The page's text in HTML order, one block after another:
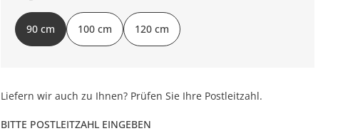
90 cm 100 cm 120 cm
Liefern wir auch zu Ihnen? Prüfen Sie Ihre Postleitzahl.
BITTE POSTLEITZAHL EINGEBEN